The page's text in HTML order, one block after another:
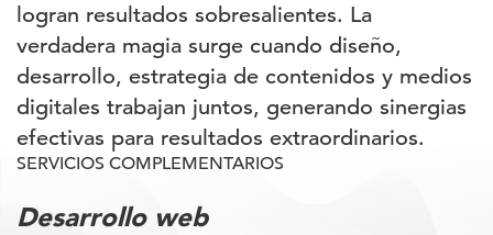
logran resultados sobresalientes. La
verdadera magia surge cuando diseño,
desarrollo, estrategia de contenidos y medios
digitales trabajan juntos, generando sinergias
efectivas para resultados extraordinarios.
SERVICIOS COMPLEMENTARIOS
Desarrollo web